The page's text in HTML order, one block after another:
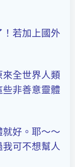
若加上國外
全世界人類
非善意靈體
好。耶～～
可不想幫人